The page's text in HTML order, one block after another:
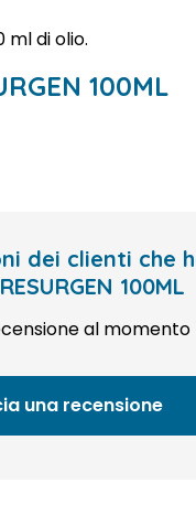
ml di olio.
100ML
dei clienti che
100ML
al momento
una recensione